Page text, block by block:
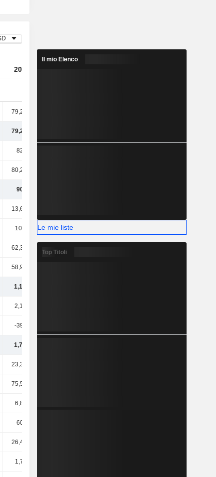
2023
79,27 Mln
79,27 Mln
823 Mln
80,23 Mln
904 Mln
13,64 Mln
10,7 Mln 12 Mln
62,31 Mln
58,98 Mln
1,13 Mrd
2,16 Mrd
-390 Mln
1,77 Mrd
23,31 Mln
75,59 Mln
6,81 Mln
609 Mln
26,41 Mln
1,74 Mln
Il mio Elenco
Le mie liste
Top Titoli